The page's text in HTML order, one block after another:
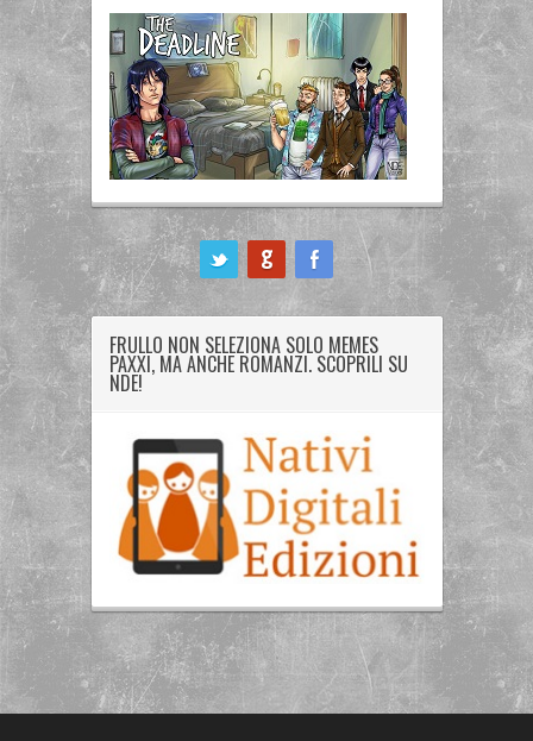
FRULLO NON SELEZIONA SOLO MEMES
PAXXI, MA ANCHE ROMANZI. SCOPRILI SU
NDE!